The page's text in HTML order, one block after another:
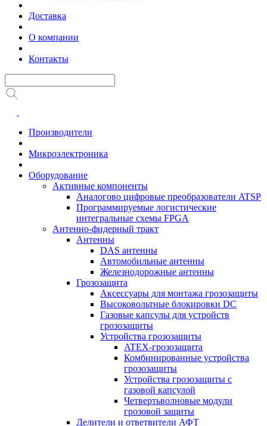
Доставка
О компании
Контакты
Производители
Микроэлектроника
Оборудование
Активные компоненты
Аналогово цифровые преобразователи ATSP
Программируемые логистические
интегральные схемы FPGA
Антенно-фидерный тракт
Антенны
DAS антенны
Автомобильные антенны
Железнодорожные антенны
Грозозащита
Аксессуары для монтажа грозозащиты
Высоковольтные блокировки DC
Газовые капсулы для устройств
грозозащиты
Устройства грозозащиты
ATEX-грозозащита
Комбинированные устройства
грозозащиты
Устройства грозозащиты с
газовой капсулой
Четвертьволновые модули
грозовой защиты
Делители и ответвители АФТ